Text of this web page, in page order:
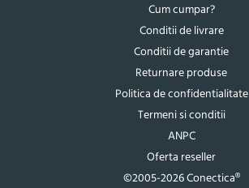
Cum cumpar?
Conditii de livrare
Conditii de garantie
Returnare produse
Politica de confidentialitate
Termeni si conditii
ANPC
Oferta reseller
©2005-2026 Conectica®